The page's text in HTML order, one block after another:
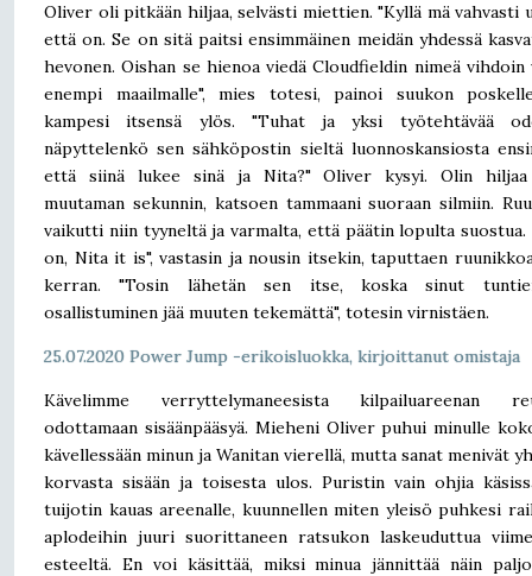
Oliver oli pitkään hiljaa, selvästi miettien. "Kyllä mä vahvasti
että on. Se on sitä paitsi ensimmäinen meidän yhdessä
hevonen. Oishan se hienoa viedä Cloudfieldin nimeä vihdoin
enempi maailmalle", mies totesi, painoi suukon
kampesi itsensä ylös. "Tuhat ja yksi työtehtävää
näpyttelenkö sen sähköpostin sieltä luonnoskansiosta
että siinä lukee sinä ja Nita?" Oliver kysyi. Olin hiljaa
muutaman sekunnin, katsoen tammaani suoraan silmiin.
vaikutti niin tyyneltä ja varmalta, että päätin lopulta suostua.
on, Nita it is", vastasin ja nousin itsekin, taputtaen
kerran. "Tosin lähetän sen itse, koska sinut
osallistuminen jää muuten tekemättä", totesin virnistäen.
25.07.2020 Power Jump -erikoisluokka, kirjoittanut omistaja
Kävelimme verryttelymaneesista kilpailuareenan
odottamaan sisäänpääsyä. Mieheni Oliver puhui minulle
kävellessään minun ja Wanitan vierellä, mutta sanat menivät
korvasta sisään ja toisesta ulos. Puristin vain ohjia
tuijotin kauas areenalle, kuunnellen miten yleisö puhkesi
aplodeihin juuri suorittaneen ratsukon laskeuduttua
esteeltä. En voi käsittää, miksi minua jännittää näin